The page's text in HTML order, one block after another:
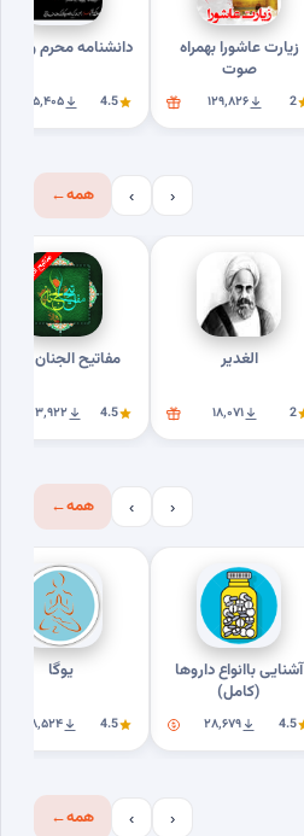
زیارت عاشورا بهمراه
صوت
2 ۱۲۹٬۸۲۶
دانشنامه محرم
4.5 ۲۵٬۴۰۵
‹
› همه←
الغدیر
2 ۱۸٬۰۷۱
مفاتیح الجنان کامل
4.5 ۲۰۳٬۹۲۲
‹
› همه←
آشنایی باانواع داروها
(کامل)
4.5 ۲۸٬۶۷۹
یوگا
4.5 ۱۸٬۵۲۴
‹
› همه←